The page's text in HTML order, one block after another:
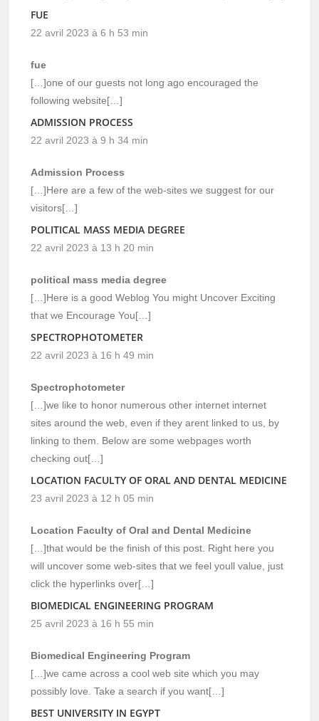
FUE
22 avril 2023 à 6 h 53 min
fue
[…]one of our guests not long ago encouraged the
following website[…]
ADMISSION PROCESS
22 avril 2023 à 9 h 34 min
Admission Process
[…]Here are a few of the web-sites we suggest for our
visitors[…]
POLITICAL MASS MEDIA DEGREE
22 avril 2023 à 13 h 20 min
political mass media degree
[…]Here is a good Weblog You might Uncover Exciting
that we Encourage You[…]
SPECTROPHOTOMETER
22 avril 2023 à 16 h 49 min
Spectrophotometer
[…]we like to honor numerous other internet internet
sites around the web, even if they arent linked to us, by
linking to them. Below are some webpages worth
checking out[…]
LOCATION FACULTY OF ORAL AND DENTAL MEDICINE
23 avril 2023 à 12 h 05 min
Location Faculty of Oral and Dental Medicine
[…]that would be the finish of this post. Right here you
will uncover some web-sites that we feel youll value, just
click the hyperlinks over[…]
BIOMEDICAL ENGINEERING PROGRAM
25 avril 2023 à 16 h 55 min
Biomedical Engineering Program
[…]we came across a cool web site which you may
possibly love. Take a search if you want[…]
BEST UNIVERSITY IN EGYPT